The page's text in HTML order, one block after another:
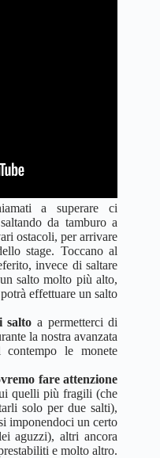
a superare ci
da tamburo a
ostacoli, per arrivare
stage. Toccano al
invece di saltare
salto molto più alto,
effettuare un salto
salto a permetterci di
la nostra avanzata
le monete
fare attenzione
quelli più fragili (che
solo per due salti),
imponendoci un certo
aguzzi), altri ancora
e molto altro.